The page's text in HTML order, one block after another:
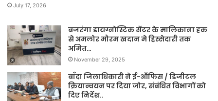
July 17, 2026
बजरंगा डायग्नोस्टिक सेंटर के मालिकाना हक
से अमलोर मौरम खदान मे हिस्सेदारी तक
अमित…
November 29, 2025
बाँदा जिलाधिकारी ने ई-ऑफिस / डिजीटल
क्रियान्वयन पर दिया जोर, संबंधित विभागों को
दिए निर्देश..